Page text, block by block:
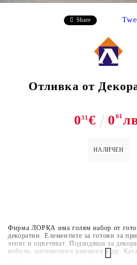
Share
Отливка от
031 € 0 61
НАЛИЧЕН
Фирма ЛОРКА има голям набор от
декоратин. Елементите за готови за
лепят и оцветяват. Подходящи за
мебели, интериорни решения и др.
форми непрекъснато се обновява в